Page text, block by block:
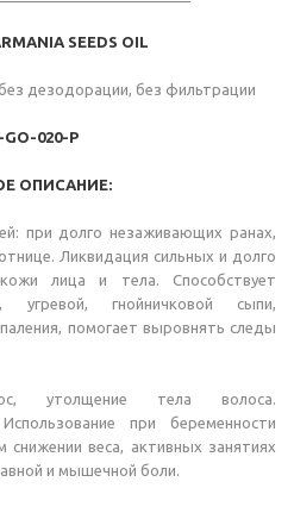
SEEDS OIL
дезодорации, без фильтрации
GO-020-Р
ОПИСАНИЕ:
при долго незаживающих ранах,
Ликвидация сильных и долго
лица и тела. Способствует
угревой, гнойничковой сыпи,
помогает выровнять следы
утолщение тела волоса.
при беременности
веса, активных занятиях
и мышечной боли.